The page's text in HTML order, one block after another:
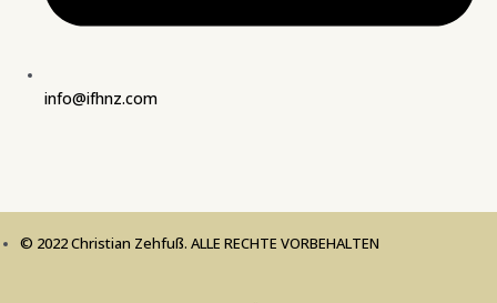
info@ifhnz.com
© 2022 Christian Zehfuß. ALLE RECHTE VORBEHALTEN